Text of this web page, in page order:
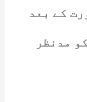
کے بعد
مدنظر